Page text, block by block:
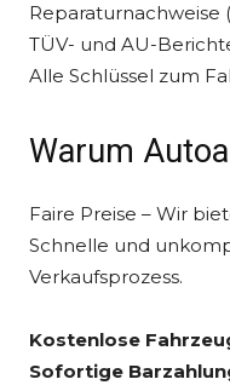
Reparaturnachweise
TÜV- und AU-
Alle Schlüssel zum
Warum
Faire Preise – Wir
Schnelle und
Verkaufsprozess.
Kostenlose
Sofortige